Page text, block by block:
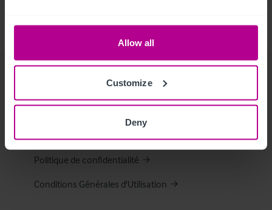
Allow all
Customize
Deny
contre le blanchiment d’argent.
Protection des données personnelles
Politique de confidentialité
Conditions Générales d'Utilisation